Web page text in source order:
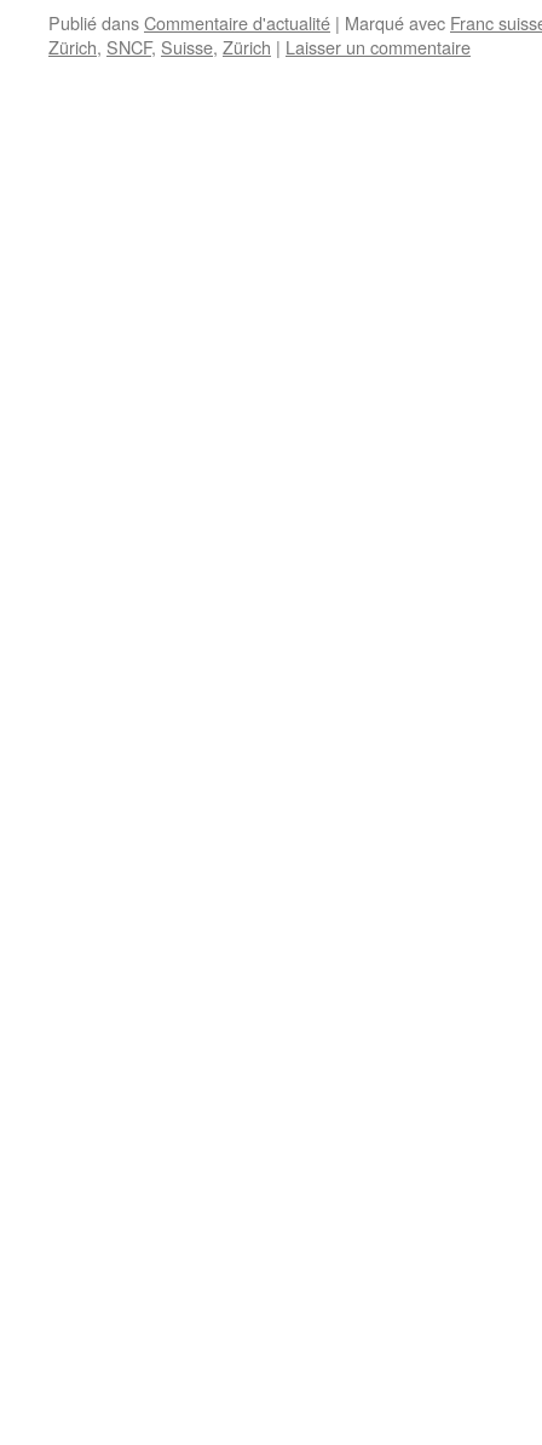
Publié dansCommentaire d'actualité | Marqué avec Franc
Zürich, SNCF, Suisse, Zürich | Laisser un commentaire